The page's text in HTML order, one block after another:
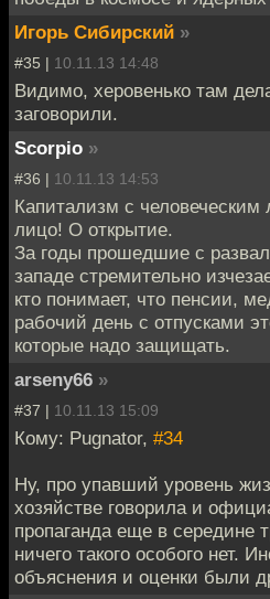
Игорь Сибирский »
#35 | 10.11.13 14:48
Видимо, херовенько там
заговорили.
Scorpio »
#36 | 10.11.13 14:53
Капитализм с человеческим
лицо! О открытие.
За годы прошедшие с
западе стремительно
кто понимает, что пенсии,
рабочий день с отпусками
которые надо защищать.
arseny66 »
#37 | 10.11.13 15:09
Кому: Pugnator, #34
Ну, про упавший уровень
хозяйстве говорила и
пропаганда еще в середине
ничего такого особого нет.
объяснения и оценки были